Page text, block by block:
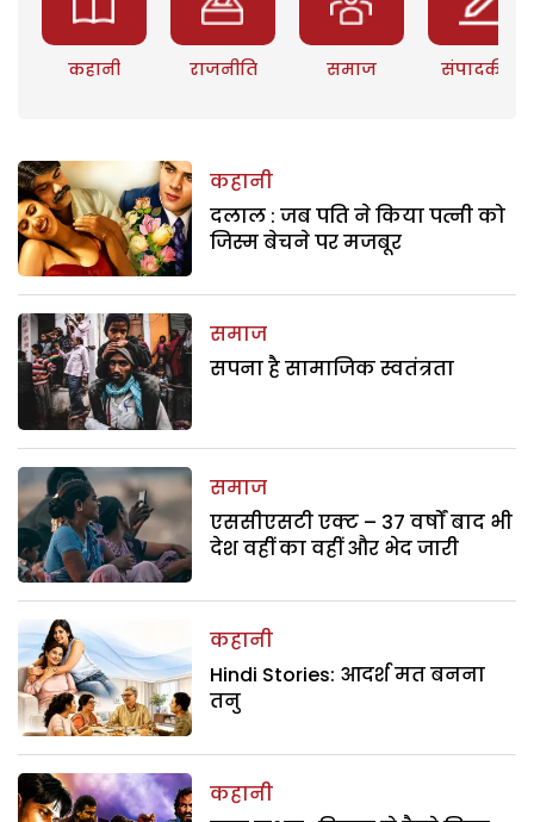
कहानी राजनीति समाज संपादकीय
कहानी
दलाल : जब पति ने किया पत्नी को
जिस्म बेचने पर मजबूर
समाज
सपना है सामाजिक स्वतंत्रता
समाज
एससीएसटी एक्ट – 37 वर्षों बाद भी
देश वहीं का वहीं और भेद जारी
कहानी
Hindi Stories: आदर्श मत बनना
तनु
कहानी